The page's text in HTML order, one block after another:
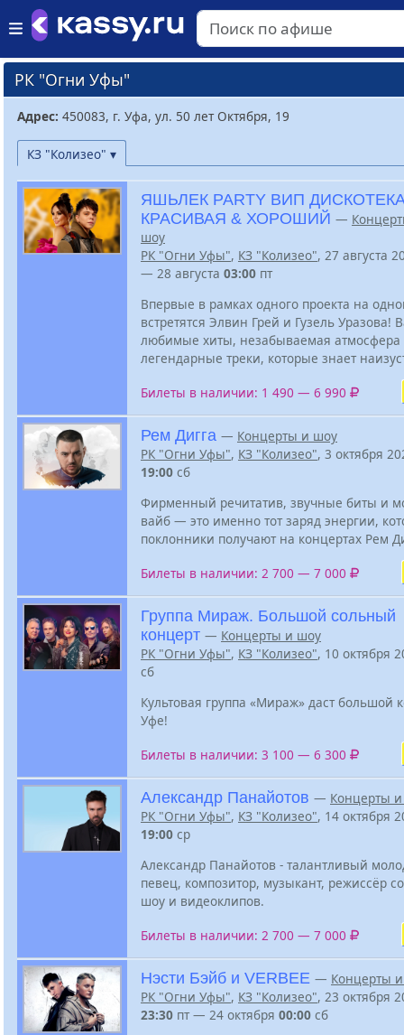
РК "Огни Уфы"
Адрес: 450083, г. Уфа, ул. 50 лет Октября, 19
КЗ "Колизео" ▾
ЯШЬЛЕК PARTY ВИП
КРАСИВАЯ & ХОРОШИЙ —
шоу
РК "Огни Уфы", КЗ "Колизео", 27 августа
— 28 августа 03:00 пт
Впервые в рамках одного проекта на
встретятся Элвин Грей и Гузель Уразова!
любимые хиты, незабываемая атмосфера
легендарные треки, которые знает
Билеты в наличии: 1 490 — 6 990
Рем Дигга — Концерты и шоу
РК "Огни Уфы", КЗ "Колизео", 3 октября
19:00 сб
Фирменный речитатив, звучные биты и
вайб — это именно тот заряд энергии,
поклонники получают на концертах Рем
Билеты в наличии: 2 700 — 7 000
Группа Мираж. Большой сольный
концерт — Концерты и шоу
РК "Огни Уфы", КЗ "Колизео", 10 октября
сб
Культовая группа «Мираж» даст большой
Уфе!
Билеты в наличии: 3 100 — 6 300
Александр Панайотов — Концерты
РК "Огни Уфы", КЗ "Колизео", 14 октября
19:00 ср
Александр Панайотов - талантливый
певец, композитор, музыкант, режиссёр
шоу и видеоклипов.
Билеты в наличии: 2 700 — 7 000
Нэсти Бэйб и VERBEE — Концерты
РК "Огни Уфы", КЗ "Колизео", 23 октября
23:30 пт — 24 октября 00:00 сб